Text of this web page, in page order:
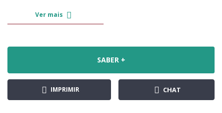
Ver mais
SABER +
IMPRIMIR CHAT